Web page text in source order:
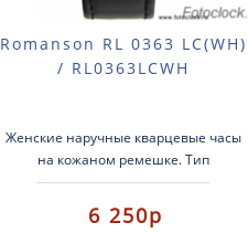
Romanson RL 0363 LC(WH)
/ RL0363LCWH
Женские наручные кварцевые часы
на кожаном ремешке. Тип
механизма: кварцевые.Кожаный
ремешок.Стекло:
МинеральноеВодозащита: 3атм...
6 250р